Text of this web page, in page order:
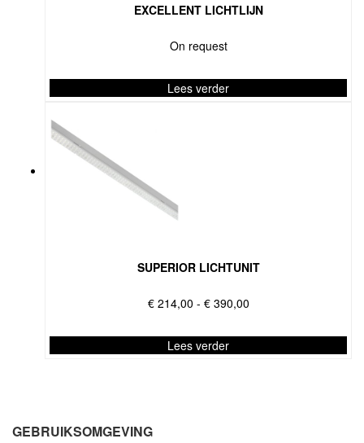
EXCELLENT LICHTLIJN
On request
Lees verder
SUPERIOR LICHTUNIT
€214,00 - €390,00Prijsklasse:
tot
€ 390,00
Lees verder
variaties.
GEBRUIKSOMGEVING